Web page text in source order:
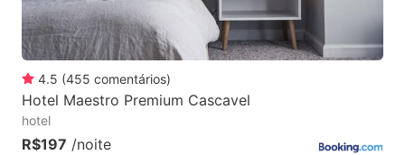
4.5 (455 comentários)
Hotel Maestro Premium Cascavel
hotel
R$197 /noite